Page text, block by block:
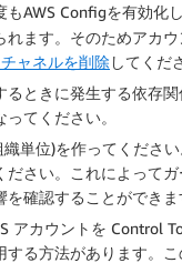
AWS Configを有効化
ます。そのためアカ
ャネルを削除 してくだ
ときに発生する依存
てください。
単位)を作ってくださ
さい。これによって
確認することができま
アカウントを Control
る方法があります。